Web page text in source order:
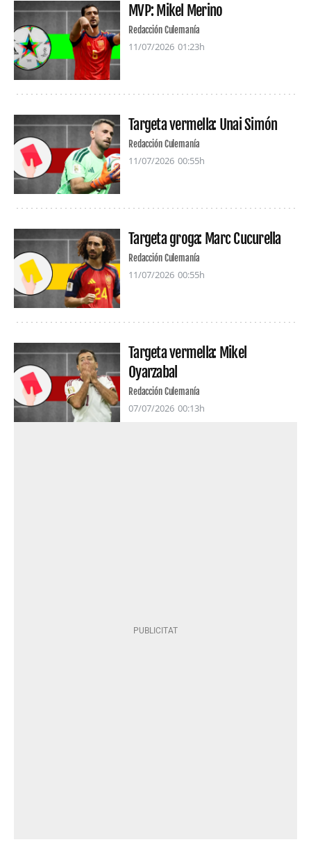
MVP: Mikel Merino
Redacción Culemanía
11/07/2026 01:23h
Targeta vermella: Unai Simón
Redacción Culemanía
11/07/2026 00:55h
Targeta groga: Marc Cucurella
Redacción Culemanía
11/07/2026 00:55h
Targeta vermella: Mikel
Oyarzabal
Redacción Culemanía
07/07/2026 00:13h